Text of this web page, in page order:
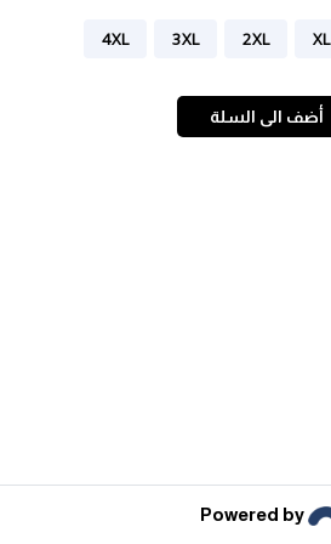
XL
2XL
3XL
4XL
أضف الى السلة
Powered by